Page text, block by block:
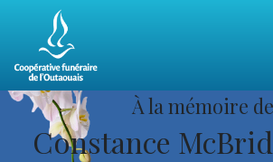
À la mémoire de
Constance